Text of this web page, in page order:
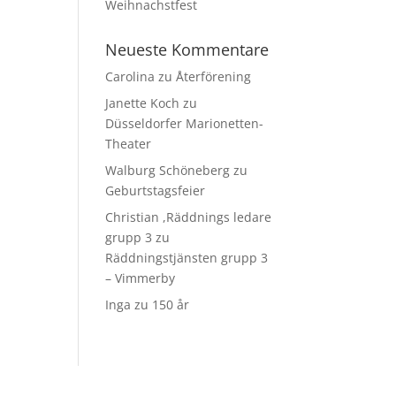
Weihnachstfest
Neueste Kommentare
Carolina zuÅterförening
Janette Koch zu
Düsseldorfer Marionetten-
Theater
Walburg Schöneberg zu
Geburtstagsfeier
Christian ,Räddnings ledare
grupp 3 zu
Räddningstjänsten grupp 3
– Vimmerby
Inga zu 150 år